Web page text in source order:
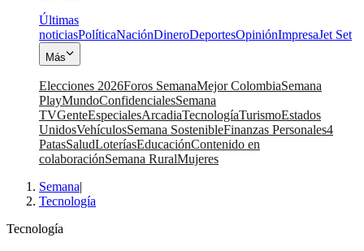
Últimas
noticiasPolíticaNaciónDineroDeportesOpiniónImpresaJet Set
Más
Elecciones 2026Foros SemanaMejor ColombiaSemana
PlayMundoConfidencialesSemana
TVGenteEspecialesArcadiaTecnologíaTurismoEstados
UnidosVehículosSemana SostenibleFinanzas Personales4
PatasSaludLoteríasEducaciónContenido en
colaboraciónSemana RuralMujeres
Semana|
Tecnología
Tecnología